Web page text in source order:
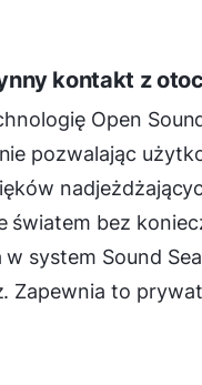
kontakt z
Open
pozwalając
światem bez
system Sound
Zapewnia to